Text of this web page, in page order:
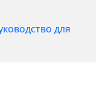
для